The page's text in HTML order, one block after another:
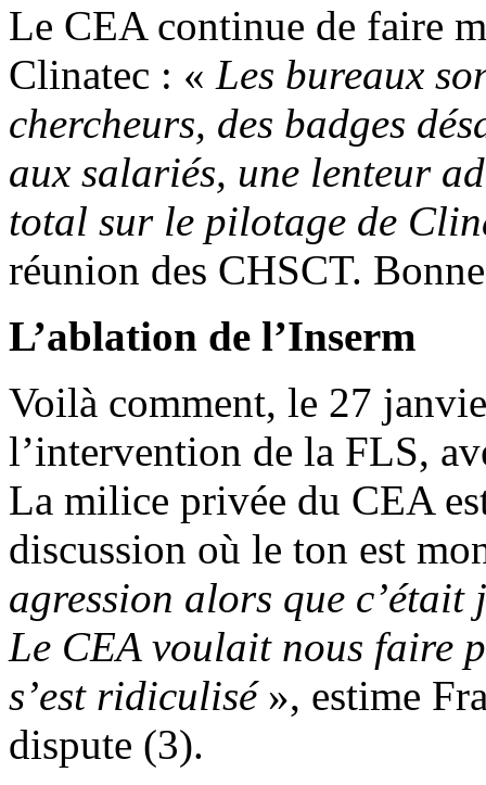
Le CEA continue de faire
Clinatec : « Les bureaux
chercheurs, des badges
aux salariés, une lenteur
total sur le pilotage de
réunion des CHSCT.
L’ablation de l’Inserm
Voilà comment, le 27
l’intervention de la FLS,
La milice privée du CEA
discussion où le ton est
agression alors que
Le CEA voulait nous faire
s’est ridiculisé», estime
dispute (3).